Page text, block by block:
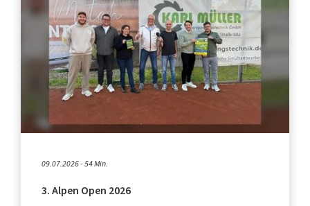
09.07.2026 - 54 Min.
3. Alpen Open 2026